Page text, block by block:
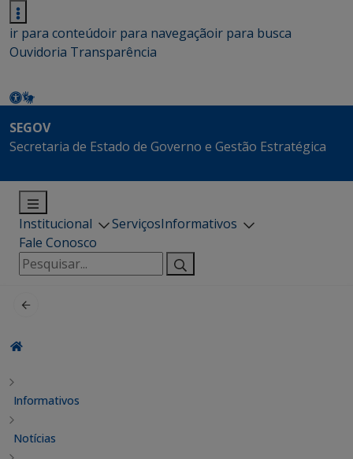
ir para conteúdoir para navegaçãoir para busca
Ouvidoria Transparência
SEGOV
Secretaria de Estado de Governo e Gestão Estratégica
Institucional ServiçosInformativos
Fale Conosco
Pesquisar
por:
Informativos
Notícias